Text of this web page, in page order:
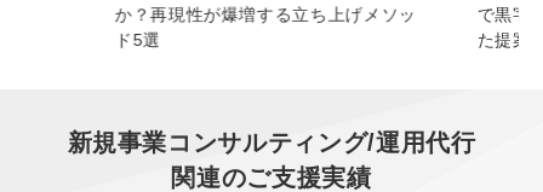
か？再現性が爆増する立ち上げメソッ
ド5選
で黒字
た提案
新規事業コンサルティング/運用代行
関連のご支援実績